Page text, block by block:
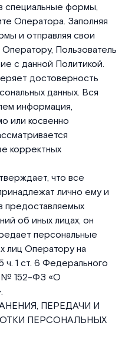
специальные формы,
Оператора. Заполняя
и отправляя свои
Пользователь
с данной Политикой.
достоверность
данных. Вся
информация,
или косвенно
корректных
что все
лично ему и
предоставляемых
об иных лицах, он
персональные
лиц Оператору на
ч. 1 ст. 6 Федерального
№ 152-ФЗ «О
ПЕРЕДАЧИ И
ПЕРСОНАЛЬНЫХ